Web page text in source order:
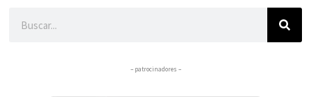
– patrocinadores –